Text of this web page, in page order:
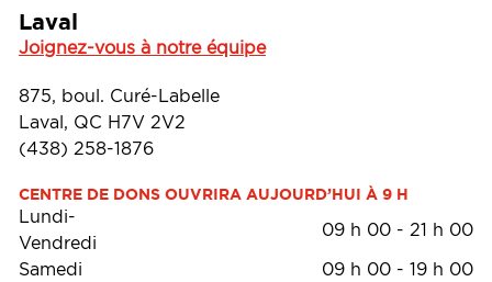
Laval
Joignez-vous à notre équipe
875, boul. Curé-Labelle
Laval, QC H7V 2V2
(438) 258-1876
CENTRE DE DONS OUVRIRA AUJOURD’HUI À 9 H
Lundi-
Vendredi
09 h 00 - 21 h 00
Samedi
09 h 00 - 19 h 00